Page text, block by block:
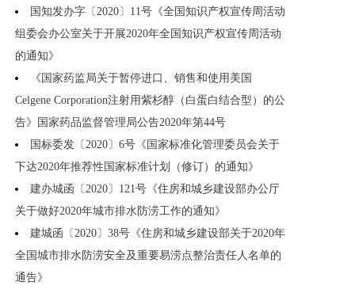
国知发办字〔2020〕11号《全国知识产权宣传周活动
组委会办公室关于开展2020年全国知识产权宣传周活动
的通知》
《国家药监局关于暂停进口、销售和使用美国
Celgene Corporation注射用紫杉醇（白蛋白结合型）的公
告》国家药品监督管理局公告2020年第44号
国标委发〔2020〕6号《国家标准化管理委员会关于
下达2020年推荐性国家标准计划（修订）的通知》
建办城函〔2020〕121号《住房和城乡建设部办公厅
关于做好2020年城市排水防涝工作的通知》
建城函〔2020〕38号《住房和城乡建设部关于2020年
全国城市排水防涝安全及重要易涝点整治责任人名单的
通告》